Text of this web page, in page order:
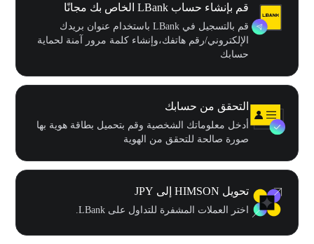
قم بإنشاء حساب LBank الخاص بك مجانًا
قم بالتسجيل في LBank باستخدام عنوان بريدك
الإلكتروني/رقم هاتفك،وإنشاء كلمة مرور آمنة لحماية
حسابك
التحقق من حسابك
أدخل معلوماتك الشخصية وقم بتحميل بطاقة هوية بها
صورة صالحة للتحقق من الهوية
تحويل HIMSON إلى JPY
اختر العملات المشفرة للتداول على LBank.